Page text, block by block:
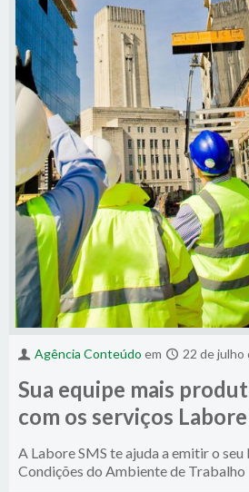
Agência Conteúdo em 22 de julho
Sua equipe mais
com os serviços
A Labore SMS te ajuda a emitir o seu
Condições do Ambiente de Trabalho